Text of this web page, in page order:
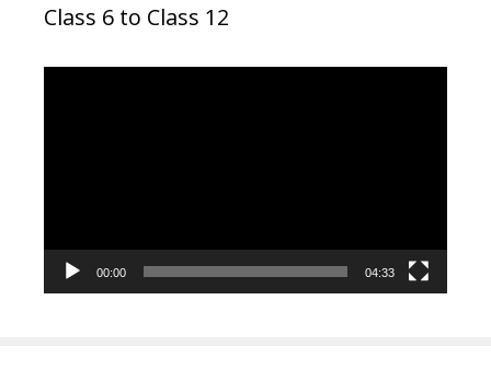
Class 6 to Class 12
00:00 04:33